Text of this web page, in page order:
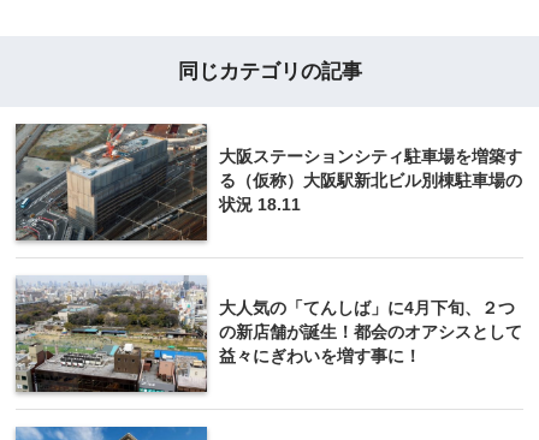
同じカテゴリの記事
大阪ステーションシティ駐車場を増築す
る（仮称）大阪駅新北ビル別棟駐車場の
状況 18.11
大人気の「てんしば」に4月下旬、２つ
の新店舗が誕生！都会のオアシスとして
益々にぎわいを増す事に！